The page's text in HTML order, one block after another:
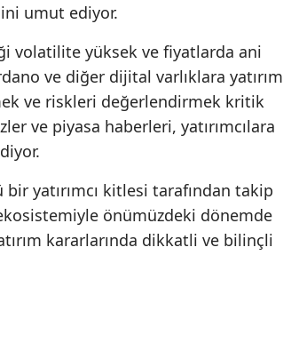
umut ediyor.
volatilite yüksek ve fiyatlarda ani
ve diğer dijital varlıklara yatırım
ve riskleri değerlendirmek kritik
ve piyasa haberleri, yatırımcılara
bir yatırımcı kitlesi tarafından takip
önümüzdeki dönemde
kararlarında dikkatli ve bilinçli